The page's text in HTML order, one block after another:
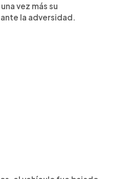
vez más su
la adversidad.